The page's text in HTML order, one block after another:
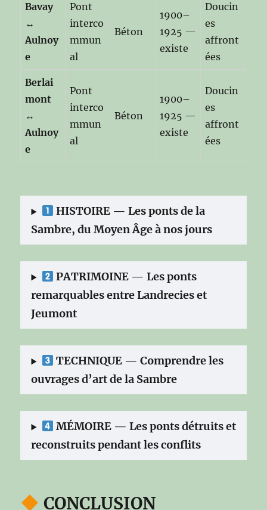
Bavay
↔
Aulnoy
e
Pont
interco
mmun
al
Béton
1900–
1925 —
existe
Doucin
es
affront
ées
Berlai
mont
↔
Aulnoy
e
Pont
interco
mmun
al
Béton
1900–
1925 —
existe
Doucin
es
affront
ées
HISTOIRE — Les ponts de la
Sambre, du Moyen Âge à nos jours
PATRIMOINE — Les ponts
remarquables entre Landrecies et
Jeumont
TECHNIQUE — Comprendre les
ouvrages d’art de la Sambre
MÉMOIRE — Les ponts détruits et
reconstruits pendant les conflits
CONCLUSION